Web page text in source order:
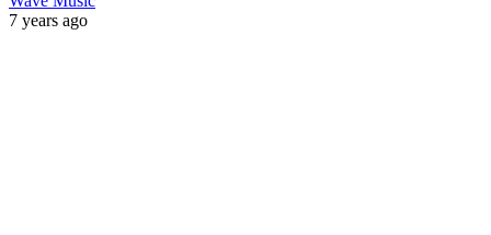
7 years ago